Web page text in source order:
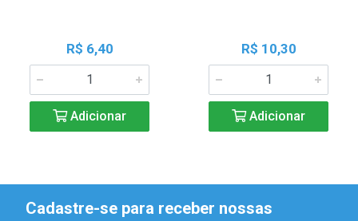
R$ 6,40
Adicionar
R$ 10,30
Adicionar
Cadastre-se para receber nossas